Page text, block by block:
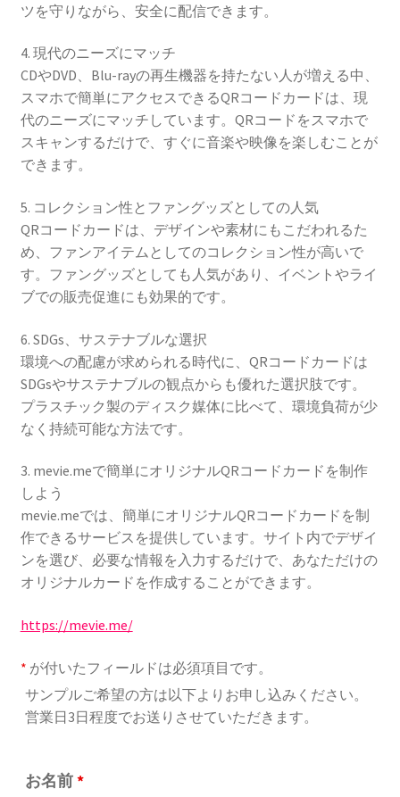
ツを守りながら、安全に配信できます。
4. 現代のニーズにマッチ
CDやDVD、Blu-rayの再生機器を持たない人が増える中、
スマホで簡単にアクセスできるQRコードカードは、現
代のニーズにマッチしています。QRコードをスマホで
スキャンするだけで、すぐに音楽や映像を楽しむことが
できます。
5. コレクション性とファングッズとしての人気
QRコードカードは、デザインや素材にもこだわれるた
め、ファンアイテムとしてのコレクション性が高いで
す。ファングッズとしても人気があり、イベントやライ
ブでの販売促進にも効果的です。
6. SDGs、サステナブルな選択
環境への配慮が求められる時代に、QRコードカードは
SDGsやサステナブルの観点からも優れた選択肢です。
プラスチック製のディスク媒体に比べて、環境負荷が少
なく持続可能な方法です。
3. mevie.meで簡単にオリジナルQRコードカードを制作
しよう
mevie.meでは、簡単にオリジナルQRコードカードを制
作できるサービスを提供しています。サイト内でデザイ
ンを選び、必要な情報を入力するだけで、あなただけの
オリジナルカードを作成することができます。
https://mevie.me/
* が付いたフィールドは必須項目です。
サンプルご希望の方は以下よりお申し込みください。
営業日3日程度でお送りさせていただきます。
お名前*